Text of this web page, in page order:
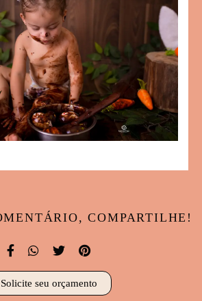
COMPARTILHE!
Solicite seu orçamento